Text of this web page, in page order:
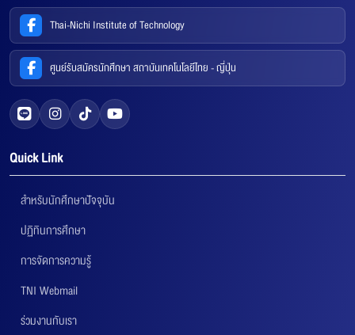
Thai-Nichi Institute of Technology
ศูนย์รับสมัครนักศึกษา สถาบันเทคโนโลยีไทย - ญี่ปุ่น
Quick Link
สำหรับนักศึกษาปัจจุบัน
ปฏิทินการศึกษา
การจัดการความรู้
TNI Webmail
ร่วมงานกับเรา